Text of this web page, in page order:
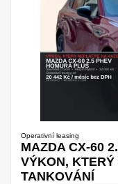
Operativní leasing
MAZDA CX-60
VÝKON,
TANKOVÁNÍ